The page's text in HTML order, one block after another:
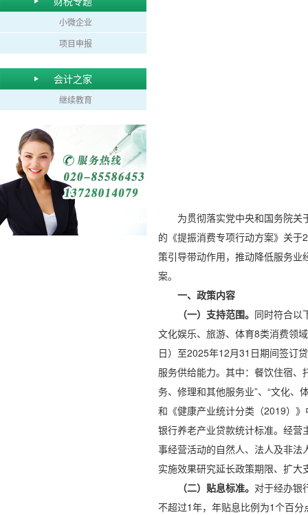
小微企业
项目申报
会计之家
继续教育
为贯彻落实党中央和国务院关
的《提振消费专项行动方案》关
策引导带动作用，推动降低服务
案。
一、政策内容
（一）支持范围。 同时符合以
文化娱乐、旅游、体育8类消费领
日）至2025年12月31日期间签订
服务供给能力。其中：餐饮住宿、
务、修理和其他服务业”、“文化、
和《健康产业统计分类（2019）
银行养老产业贷款统计标准。经
事经营活动的自然人、法人及非
实施效果研究延长政策期限、扩
（二）贴息标准。 对于经办银
不超过1年，年贴息比例为1个百